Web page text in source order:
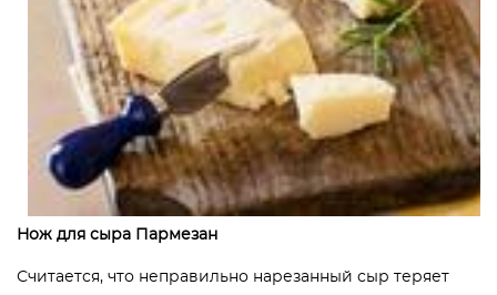
Нож для сыра Пармезан
Считается, что неправильно нарезанный сыр теряет